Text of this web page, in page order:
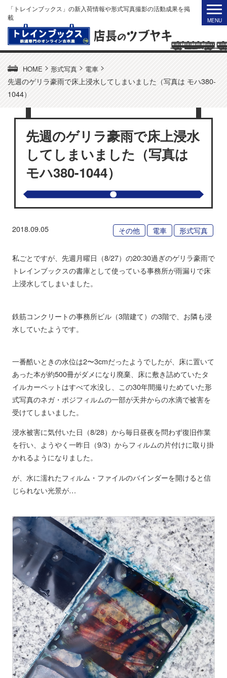
「トレインブックス」の新入荷情報や形式写真撮影の活動成果を掲
載
HOME > 形式写真 > 電車 >
先週のゲリラ豪雨で床上浸水してしまいました（写真は モハ380-
1044）
先週のゲリラ豪雨で床上浸水
してしまいました（写真は
モハ380-1044）
2018.09.05 その他 電車 形式写真
私ごとですが、先週月曜日（8/27）の20:30過ぎのゲリラ豪雨で
トレインブックスの書庫として使っている事務所が雨漏りで床
上浸水してしまいました。
鉄筋コンクリートの事務所ビル（3階建て）の3階で、お隣も浸
水していたようです。
一番酷いときの水位は2〜3cmだったようでしたが、床に置いて
あった本が約500冊がダメになり廃棄、床に敷き詰めていたタ
イルカーペットはすべて水没し、この30年間撮りためていた形
式写真のネガ・ポジフィルムの一部が天井からの水滴で被害を
受けてしまいました。
浸水被害に気付いた日（8/28）から毎日昼夜を問わず復旧作業
を行い、ようやく一昨日（9/3）からフィルムの片付けに取り掛
かれるようになりました。
が、水に濡れたフィルム・ファイルのバインダーを開けると信
じられない光景が…